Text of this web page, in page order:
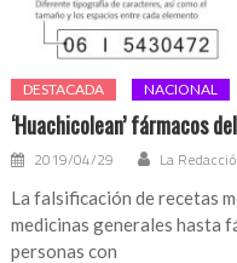
DESTACADA NACIONAL
‘Huachicolean’ fármacos
2019/04/29 La
La falsificación de recetas
medicinas generales hasta
personas con